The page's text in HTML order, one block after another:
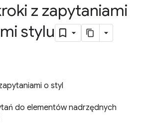
z zapytaniami
stylu
o styl
do elementów nadrzędnych